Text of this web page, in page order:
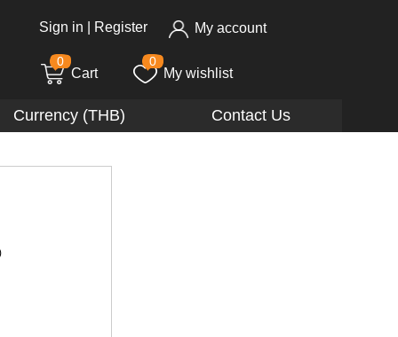
Sign in Register My account
0
Cart
0
My wishlist
Currency (THB) Contact Us